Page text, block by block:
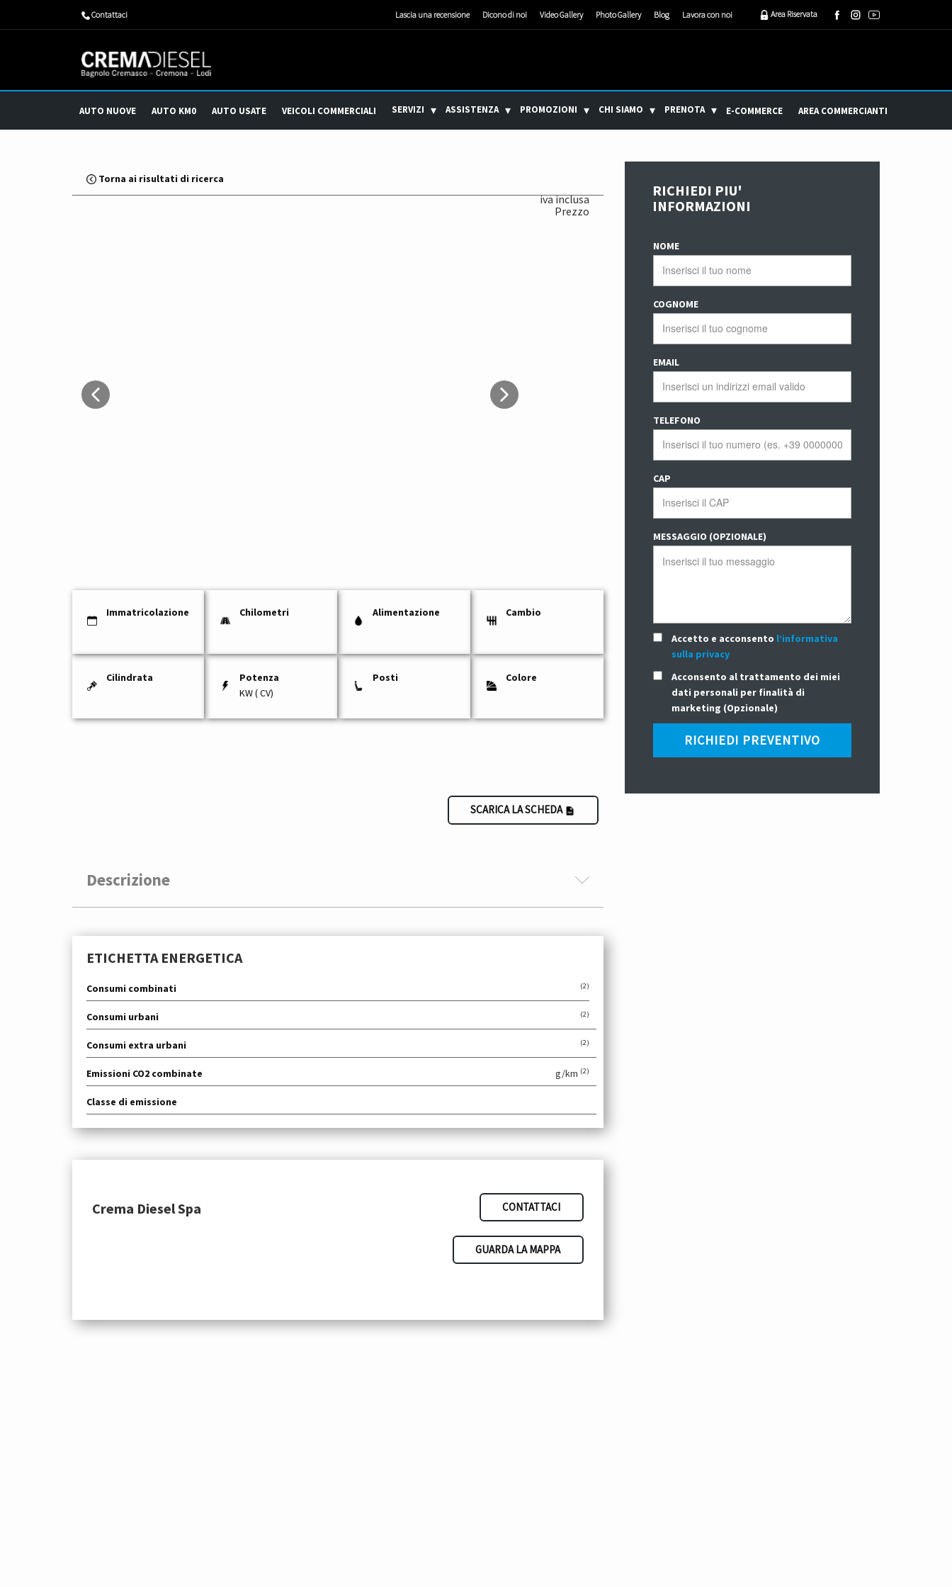
Lascia una recensione Dicono di noi Video Gallery Photo Gallery Blog Lavora con noi Area Riservata
​Contattaci
AUTO NUOVE AUTO KM0 AUTO USATE VEICOLI COMMERCIALI SERVIZI ASSISTENZA PROMOZIONI CHI SIAMO PRENOTA E-COMMERCE AREA COMMERCIANTI
Torna ai risultati di ricerca
Prezzo
iva inclusa
Immatricolazione Chilometri Alimentazione Cambio
Cilindrata
Potenza
KW ( CV)
Posti Colore
SCARICA LA SCHEDA
Descrizione
ETICHETTA ENERGETICA
(2)
Consumi combinati
Consumi urbani (2)
(2)
Consumi extra urbani
Emissioni CO2 combinate g/km (2)
Classe di emissione
Crema Diesel Spa CONTATTACI
GUARDA LA MAPPA
RICHIEDI PIU'
INFORMAZIONI
NOME
COGNOME
EMAIL
TELEFONO
CAP
MESSAGGIO (OPZIONALE)
Accetto e acconsento l’informativa
sulla privacy
Acconsento al trattamento dei miei
dati personali per finalità di
marketing (Opzionale)
RICHIEDI PREVENTIVO